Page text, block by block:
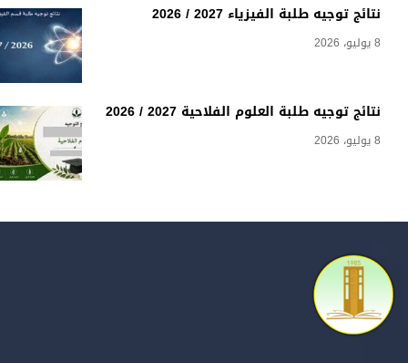
نتائج توجيه طلبة الفيزياء 2027 / 2026
8 يوليو، 2026
نتائج توجيه طلبة العلوم الفلاحية 2027 / 2026
8 يوليو، 2026